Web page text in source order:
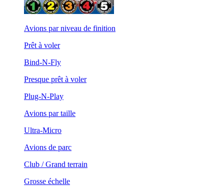
Avions par niveau de finition
Prêt à voler
Bind-N-Fly
Presque prêt à voler
Plug-N-Play
Avions par taille
Ultra-Micro
Avions de parc
Club / Grand terrain
Grosse échelle